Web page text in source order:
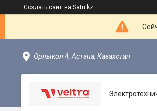
Создать сайт на Satu.kz
Орлыкол 4, Астана, Казахстан